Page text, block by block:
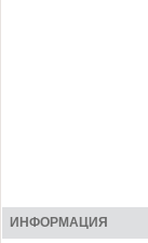
ИНФОРМАЦИЯ